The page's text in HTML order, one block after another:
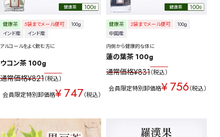
健康茶 5袋までメール便可
100g
インド産
インド産
アルコールをよく飲む方に
ウコン茶 100g
通常価格¥821 税込
会員限定特別卸価格¥ 747 税込
健康茶 2袋までメール便可
100g
中国産
内側から健康的な体に
蓮の葉茶 100g
通常価格¥831 税込
会員限定特別卸価格¥756 税込